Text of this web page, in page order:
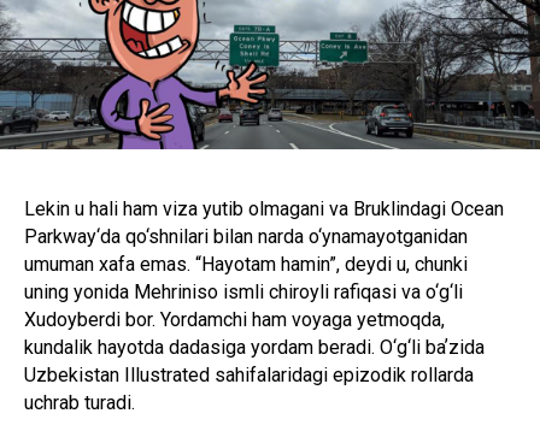
Lekin u hali ham viza yutib olmagani va Bruklindagi Ocean
Parkway‘da qo‘shnilari bilan narda o‘ynamayotganidan
umuman xafa emas. “Hayotam hamin”, deydi u, chunki
uning yonida Mehriniso ismli chiroyli rafiqasi va o‘g‘li
Xudoyberdi bor. Yordamchi ham voyaga yetmoqda,
kundalik hayotda dadasiga yordam beradi. O‘g‘li baʼzida
Uzbekistan Illustrated sahifalaridagi epizodik rollarda
uchrab turadi.